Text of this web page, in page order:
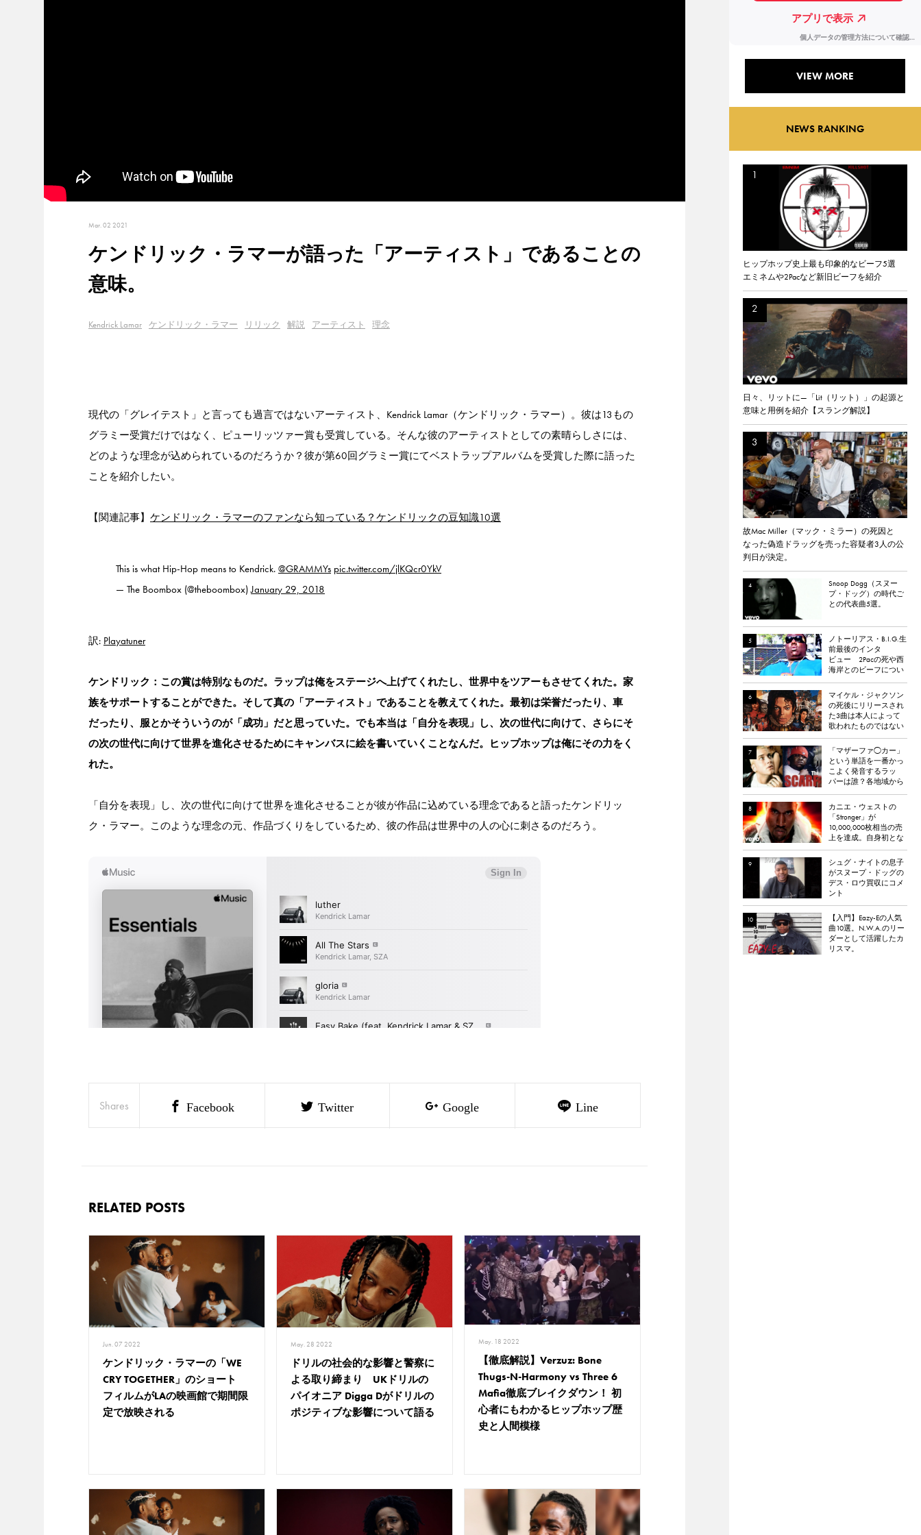
Mar. 02 2021
ケンドリック・ラマーが語った「アーティスト」であることの
意味。
Kendrick Lamar ケンドリック・ラマー リリック 解説 アーティスト 理念
現代の「グレイテスト」と言っても過言ではないアーティスト、Kendrick Lamar（ケンドリック・ラマー）。彼は13もの
グラミー受賞だけではなく、ピューリッツァー賞も受賞している。そんな彼のアーティストとしての素晴らしさには、
どのような理念が込められているのだろうか？彼が第60回グラミー賞にてベストラップアルバムを受賞した際に語った
ことを紹介したい。
【関連記事】 ケンドリック・ラマーのファンなら知っている？ケンドリックの豆知識10選
This is what Hip-Hop means to Kendrick. @GRAMMYs pic.twitter.com/jlKQcr0YkV
— The Boombox (@theboombox)January 29, 2018
訳: Playatuner
ケンドリック：この賞は特別なものだ。ラップは俺をステージへ上げてくれたし、世界中をツアーもさせてくれた。家
族をサポートすることができた。そして真の「アーティスト」であることを教えてくれた。最初は栄誉だったり、車
だったり、服とかそういうのが「成功」だと思っていた。でも本当は「自分を表現」し、次の世代に向けて、さらにそ
の次の世代に向けて世界を進化させるためにキャンバスに絵を書いていくことなんだ。ヒップホップは俺にその力をく
れた。
「自分を表現」し、次の世代に向けて世界を進化させることが彼が作品に込めている理念であると語ったケンドリッ
ク・ラマー。このような理念の元、作品づくりをしているため、彼の作品は世界中の人の心に刺さるのだろう。
Shares Facebook Twitter Google Line
RELATED POSTS
Jun. 07 2022
ケンドリック・ラマーの「WE
CRY TOGETHER」のショート
フィルムがLAの映画館で期間限
定で放映される
May. 28 2022
ドリルの社会的な影響と警察に
よる取り締まり UKドリルの
パイオニア Digga Dがドリルの
ポジティブな影響について語る
May. 18 2022
【徹底解説】Verzuz: Bone
Thugs-N-Harmony vs Three 6
Mafia徹底ブレイクダウン！ 初
心者にもわかるヒップホップ歴
史と人間模様
VIEW MORE
NEWS RANKING
ヒップホップ史上最も印象的なビーフ5選
エミネムや2Pacなど新旧ビーフを紹介
日々、リットに—「Lit（リット）」の起源と
意味と用例を紹介【スラング解説】
故Mac Miller（マック・ミラー）の死因と
なった偽造ドラッグを売った容疑者3人の公
判日が決定。
Snoop Dogg（スヌー
プ・ドッグ）の時代ご
との代表曲5選。
ノトーリアス・B.I.G.生
前最後のインタ
ビュー 2Pacの死や西
海岸とのビーフについ
マイケル・ジャクソン
の死後にリリースされ
た3曲は本人によって
歌われたものではない
「マザーファ◯カー」
という単語を一番かっ
こよく発音するラッ
パーは誰？各地域から
◯ッカー」を持つラッ
パーを選出。
カニエ・ウェストの
「Stronger」が
10,000,000枚相当の売
上を達成。自身初とな
シュグ・ナイトの息子
がスヌープ・ドッグの
デス・ロウ買収にコメ
ント
【入門】Eazy-Eの人気
曲10選。N.W.A.のリー
ダーとして活躍したカ
リスマ。